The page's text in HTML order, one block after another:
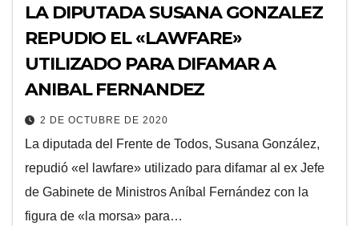
LA DIPUTADA SUSANA GONZALEZ
REPUDIO EL «LAWFARE»
UTILIZADO PARA DIFAMAR A
ANIBAL FERNANDEZ
2 DE OCTUBRE DE 2020
La diputada del Frente de Todos, Susana González,
repudió «el lawfare» utilizado para difamar al ex Jefe
de Gabinete de Ministros Aníbal Fernández con la
figura de «la morsa» para…